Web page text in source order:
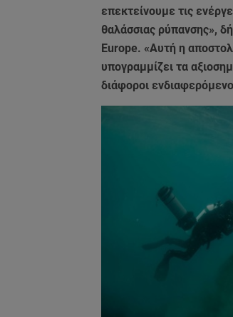
επεκτείνουμε τις
θαλάσσιας ρύπανσης»,
Europe. «Αυτή η
υπογραμμίζει τα
διάφοροι